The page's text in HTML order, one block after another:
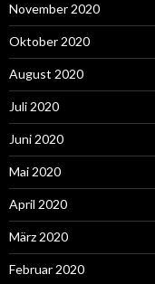
November 2020
Oktober 2020
August 2020
Juli 2020
Juni 2020
Mai 2020
April 2020
März 2020
Februar 2020